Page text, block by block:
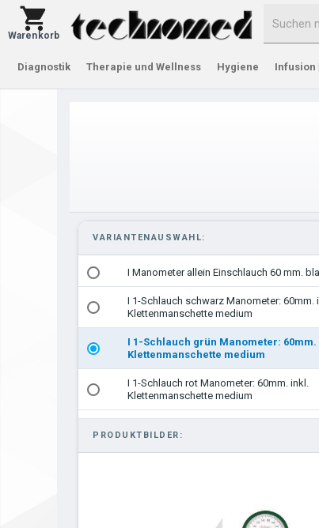
Warenkorb
Diagnostik Therapie und Wellness Hygiene Infusion
VARIANTENAUSWAHL:
I Manometer allein Einschlauch 60 mm.
I 1-Schlauch schwarz Manometer: 60mm.
Klettenmanschette medium
I 1-Schlauch grün Manometer: 60mm.
Klettenmanschette medium
I 1-Schlauch rot Manometer: 60mm. inkl.
Klettenmanschette medium
Klettenmanschette medium
Hakenschmanschette medium
PRODUKTBILDER: